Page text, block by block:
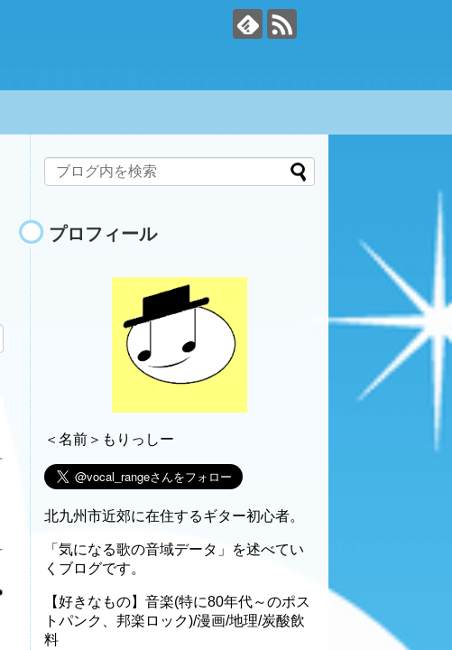
プロフィール
＜名前＞もりっしー
北九州市近郊に在住するギター初心者。
「気になる歌の音域データ」を述べてい
くブログです。
【好きなもの】音楽(特に80年代～のポス
トパンク、邦楽ロック)/漫画/地理/炭酸飲
料